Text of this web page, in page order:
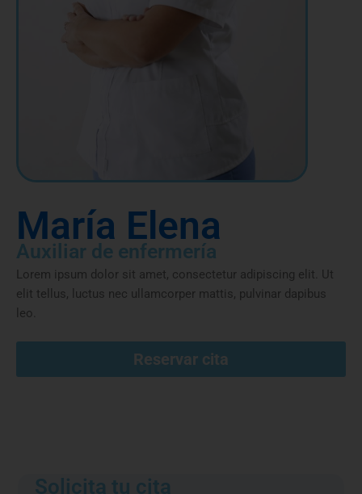
María Elena
Auxiliar de enfermería
Lorem ipsum dolor sit amet, consectetur adipiscing elit. Ut
elit tellus, luctus nec ullamcorper mattis, pulvinar dapibus
leo.
Reservar cita
Solicita tu cita